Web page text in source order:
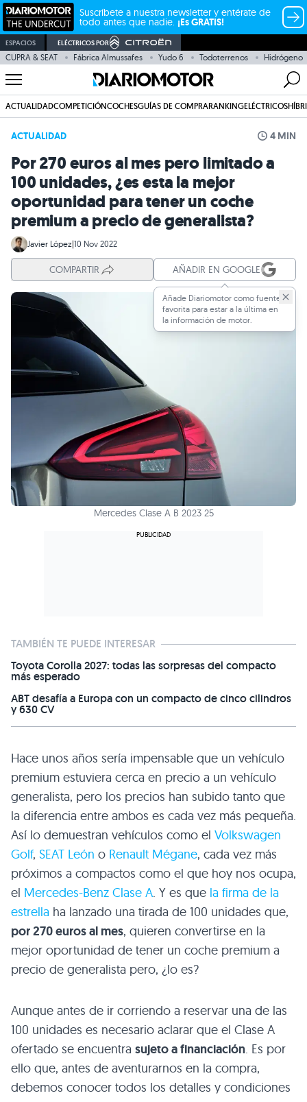
Suscríbete a nuestra newsletter y entérate de
todo antes que nadie. ¡Es GRATIS!
ESPACIOS ELÉCTRICOS POR
CUPRA & SEAT Fábrica Almussafes Yudo 6 Todoterrenos Hidrógeno
ACTUALIDADCOMPETICIÓNCOCHESGUÍAS DE COMPRARANKINGELÉCTRICOS
ACTUALIDAD 4 MIN
Por 270 euros al mes pero limitado a
100 unidades, ¿es esta la mejor
oportunidad para tener un coche
premium a precio de generalista?
Javier López|10 Nov 2022
COMPARTIR AÑADIR EN GOOGLE
Añade Diariomotor como fuente
favorita para estar a la última en
la información de motor.
Mercedes Clase A B 2023 25
TAMBIÉN TE PUEDE INTERESAR
Toyota Corolla 2027: todas las sorpresas del compacto
más esperado
ABT desafía a Europa con un compacto de cinco cilindros
y 630 CV
Hace unos años sería impensable que un vehículo
premium estuviera cerca en precio a un vehículo
generalista, pero los precios han subido tanto que
la diferencia entre ambos es cada vez más pequeña.
Así lo demuestran vehículos como el Volkswagen
Golf, SEAT León o Renault Mégane, cada vez más
próximos a compactos como el que hoy nos ocupa,
el Mercedes-Benz Clase A. Y es que la firma de la
estrella ha lanzado una tirada de 100 unidades que,
por 270 euros al mes, quieren convertirse en la
mejor oportunidad de tener un coche premium a
precio de generalista pero, ¿lo es?
Aunque antes de ir corriendo a reservar una de las
100 unidades es necesario aclarar que el Clase A
ofertado se encuentra sujeto a financiación. Es por
ello que, antes de aventurarnos en la compra,
debemos conocer todos los detalles y condiciones